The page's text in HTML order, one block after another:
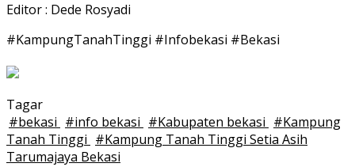
Editor : Dede Rosyadi
#KampungTanahTinggi #Infobekasi #Bekasi
Tagar
#bekasi #info bekasi #Kabupaten bekasi #Kampung
Tanah Tinggi #Kampung Tanah Tinggi Setia Asih
Tarumajaya Bekasi